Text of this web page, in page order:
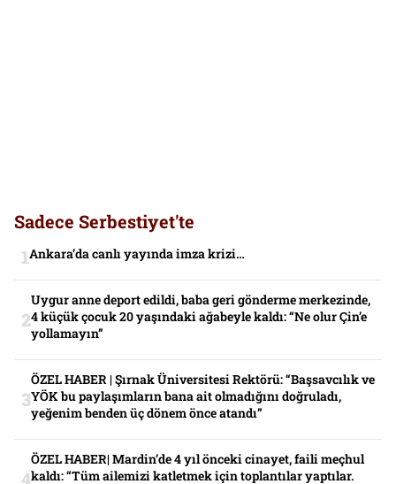
Sadece Serbestiyet'te
Ankara’da canlı yayında imza krizi…
Uygur anne deport edildi, baba geri gönderme merkezinde,
4 küçük çocuk 20 yaşındaki ağabeyle kaldı: “Ne olur Çin’e
yollamayın”
ÖZEL HABER | Şırnak Üniversitesi Rektörü: “Başsavcılık ve
YÖK bu paylaşımların bana ait olmadığını doğruladı,
yeğenim benden üç dönem önce atandı”
ÖZEL HABER| Mardin’de 4 yıl önceki cinayet, faili meçhul
kaldı: “Tüm ailemizi katletmek için toplantılar yaptılar.